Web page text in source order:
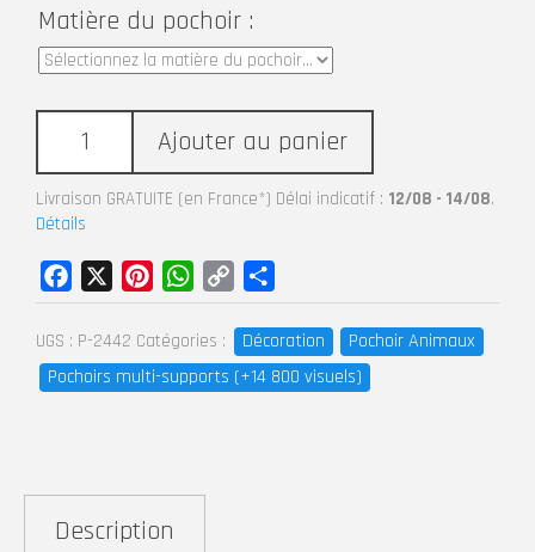
Matière du pochoir :
Ajouter au panier
Livraison GRATUITE (en France*) Délai indicatif : 12/08 - 14/08.
Détails
UGS : P-2442 Catégories : Décoration
Pochoir Animaux
Pochoirs multi-supports (+14 800 visuels)
Facebook PinterestWhatsApp
Copy
Link
Description